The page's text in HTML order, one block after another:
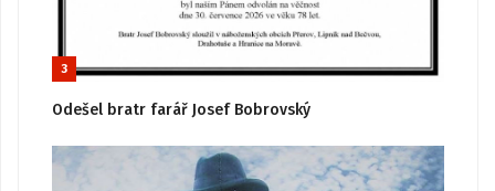
3
Odešel bratr farář Josef Bobrovský